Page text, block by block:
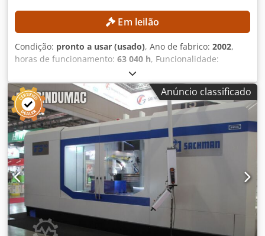
Em leilão
Condição: pronto a usar (usado), Ano de fabrico: 2002,
horas de funcionamento: 63 040 h, Funcionalidade:
, Sem preço mínimo – venda
garantida pelo lance mais alto! DETALHES TÉCNICOS
Configuração da máquina Codpfx Aozrgnpshljrf Guias
lineares superiores: 2 unidades Unidade de fresagem: 1
unidade Unidades de perfuração transversal: 2 unidades
Mandril frontal fixo: 1 unidade Unidades de usinagem
Torreta 6: Deslocamento apenas no eixo X Posição frontal
1: Mandril rotativo fixo, deslocamento apenas para frente e
para trás Posições frontais 2 a 4: Mandris rotativos
totalmente controláveis Posição frontal 5: Eixo de
usinagem interna para usinagem de contornos e raios
internos Posição frontal 6: Mandril de usinagem acionado
com carro de usinagem na parte traseira e duas
ferramentas, deslocável para o lado da vista Equipamento
Anúncio classificado